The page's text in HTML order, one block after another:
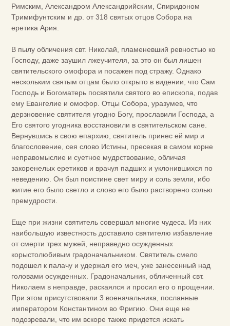
Римским, Александром Александрийским, Спиридоном
Тримифунтским и др. от 318 святых отцов Собора на
еретика Ария.
В пылу обличения свт. Николай, пламеневший ревностью ко
Господу, даже заушил лжеучителя, за это он был лишен
святительского омофора и посажен под стражу. Однако
нескольким святым отцам было открыто в видении, что Сам
Господь и Богоматерь посвятили святого во епископа, подав
ему Евангелие и омофор. Отцы Собора, уразумев, что
дерзновение святителя угодно Богу, прославили Господа, а
Его святого угодника восстановили в святительском сане.
Вернувшись в свою епархию, святитель принес ей мир и
благословение, сея слово Истины, пресекая в самом корне
неправомыслие и суетное мудрствование, обличая
закоренелых еретиков и врачуя падших и уклонившихся по
неведению. Он был поистине свет миру и соль земли, ибо
житие его было светло и слово его было растворено солью
премудрости.
Еще при жизни святитель совершал многие чудеса. Из них
наибольшую известность доставило святителю избавление
от смерти трех мужей, неправедно осужденных
корыстолюбивым градоначальником. Святитель смело
подошел к палачу и удержал его меч, уже занесенный над
головами осужденных. Градоначальник, обличенный свт.
Николаем в неправде, раскаялся и просил его о прощении.
При этом присутствовали 3 военачальника, посланные
императором Константином во Фригию. Они еще не
подозревали, что им вскоре также придется искать